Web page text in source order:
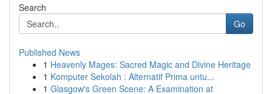
Search
Go
Published News
1 Heavenly Mages: Sacred Magic and Divine Heritage
1 Komputer Sekolah : Alternatif Prima untu...
1 Glasgow's Green Scene: A Examination at